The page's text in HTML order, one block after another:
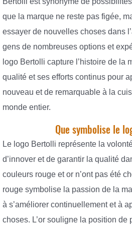
que la marque ne reste pas figée,
essayer de nouvelles choses dans
gens de nombreuses options et
logo Bertolli capture l’histoire de la
qualité et ses efforts continus pour
nouveau et de remarquable à la
monde entier.
Que symbolise le
Le logo Bertolli représente la
d’innover et de garantir la qualité
couleurs rouge et or n’ont pas été
rouge symbolise la passion de la
à s’améliorer continuellement et à
choses. L’or souligne la position de